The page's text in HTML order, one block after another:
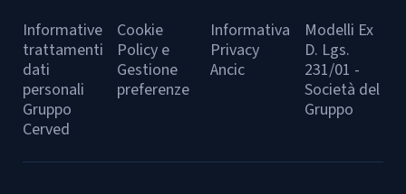
Informative
trattamenti
dati
personali
Gruppo
Cerved
Cookie
Policy e
Gestione
preferenze
Informativa
Privacy
Ancic
Modelli Ex
D. Lgs.
231/01 -
Società del
Gruppo